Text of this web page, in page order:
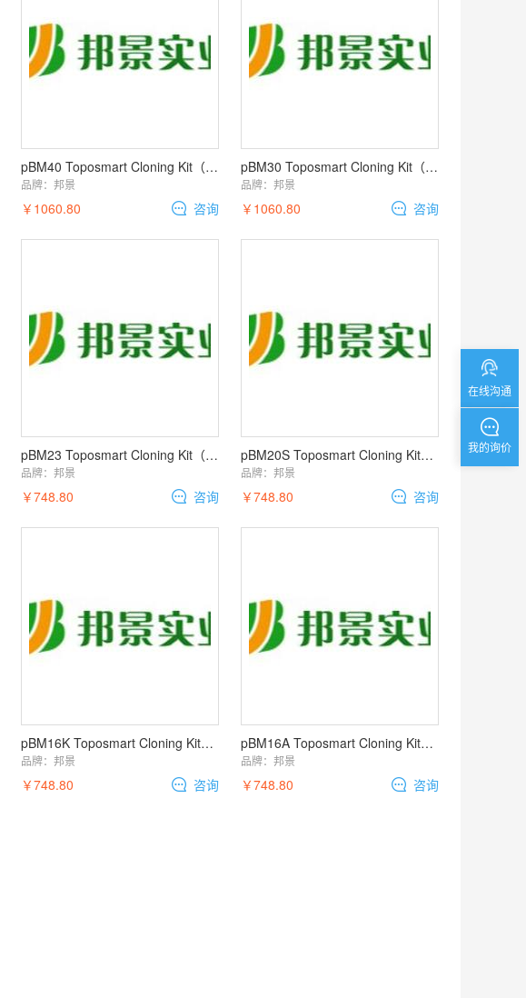
pBM40 Toposmart Cloning Kit（TOPO克隆载体 真核表达）
品牌： 邦景
￥1060.80 咨询
pBM30 Toposmart Cloning Kit（TOPO克隆载体 原核表达）
品牌： 邦景
￥1060.80 咨询
pBM23 Toposmart Cloning Kit（T载体 TOPO克隆载体）
品牌： 邦景
￥748.80 咨询
pBM20S Toposmart Cloning Kit（T载体 TOPO克隆载体）
品牌： 邦景
￥748.80 咨询
pBM16K Toposmart Cloning Kit（T载体 TOPO克隆载体）
品牌： 邦景
￥748.80 咨询
pBM16A Toposmart Cloning Kit（T载体 TOPO克隆载体）
品牌： 邦景
￥748.80 咨询
在线沟通
我的询价